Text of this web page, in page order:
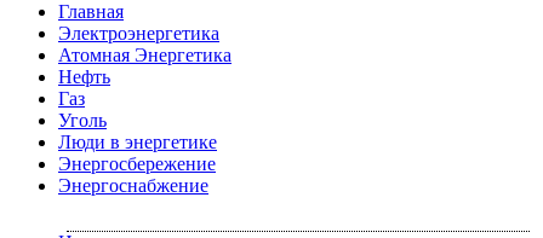
Главная
Электроэнергетика
Атомная Энергетика
Нефть
Газ
Уголь
Люди в энергетике
Энергосбережение
Энергоснабжение